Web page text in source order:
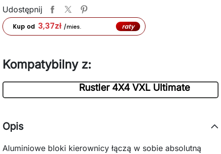
Udostępnij
Kup od 3,37zł /mies. raty
Kompatybilny z:
Rustler 4X4 VXL Ultimate
Opis
Aluminiowe bloki kierownicy łączą w sobie absolutną